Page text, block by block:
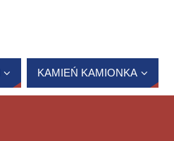
KAMIEŃ KAMIONKA